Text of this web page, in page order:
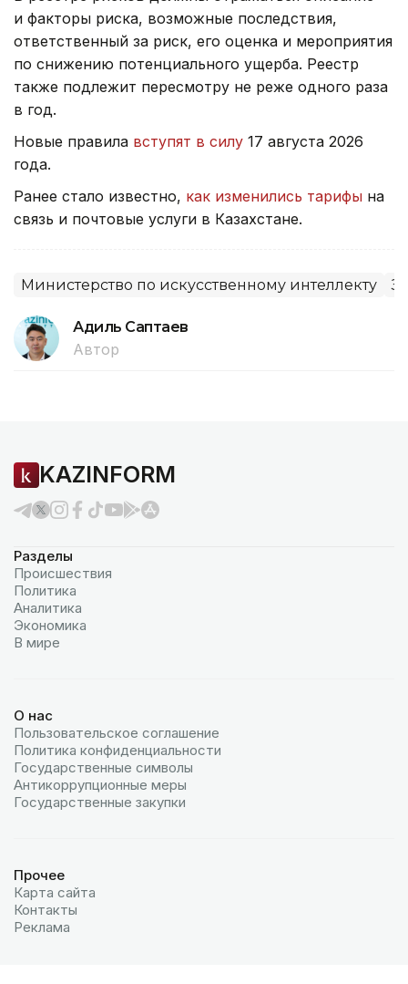
и факторы риска, возможные последствия,
ответственный за риск, его оценка и мероприятия
по снижению потенциального ущерба. Реестр
также подлежит пересмотру не реже одного раза
в год.
Новые правила вступят в силу 17 августа 2026
года.
Ранее стало известно, как изменились тарифы на
связь и почтовые услуги в Казахстане.
Министерство по искусственному интеллекту
Адиль Саптаев
Автор
KAZINFORM
Разделы
Происшествия
Политика
Аналитика
Экономика
В мире
О нас
Пользовательское соглашение
Политика конфиденциальности
Государственные символы
Антикоррупционные меры
Государственные закупки
Прочее
Карта сайта
Контакты
Реклама